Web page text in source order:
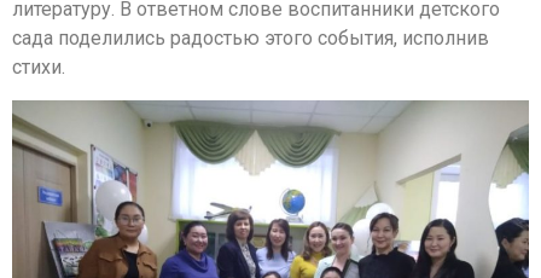
литературу. В ответном слове воспитанники детского
сада поделились радостью этого события, исполнив
стихи.